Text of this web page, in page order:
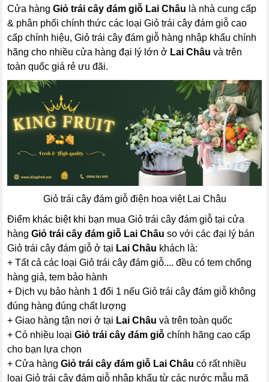
Cửa hàngGiỏ trái cây đám giỗ Lai Châu là nhà cung cấp
& phân phối chính thức các loại Giỏ trái cây đám giỗ cao
cấp chính hiệu, Giỏ trái cây đám giỗ hàng nhập khẩu chính
hãng cho nhiều cửa hàng đại lý lớn ở Lai Châu và trên
toàn quốc giá rẻ ưu đãi.
Giỏ trái cây đám giỗ điện hoa việt Lai Châu
Điểm khác biệt khi bạn mua Giỏ trái cây đám giỗ tại cửa
hàngGiỏ trái cây đám giỗ Lai Châu so với các đại lý bán
Giỏ trái cây đám giỗ ở tại Lai Châu khách là:
+ Tất cả các loại Giỏ trái cây đám giỗ.... đều có tem chống
hàng giả, tem bảo hành
+ Dịch vụ bảo hành 1 đổi 1 nếu Giỏ trái cây đám giỗ không
đúng hàng đúng chất lượng
+ Giao hàng tận nơi ở tại Lai Châu và trên toàn quốc
+ Có nhiều loạiGiỏ trái cây đám giỗ chính hãng cao cấp
cho bạn lựa chọn
+ Cửa hàngGiỏ trái cây đám giỗ Lai Châu có rất nhiều
loại Giỏ trái cây đám giỗ nhập khẩu từ các nước mẫu mã